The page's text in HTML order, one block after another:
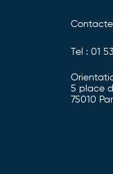
Tel : 01
5 place
75010